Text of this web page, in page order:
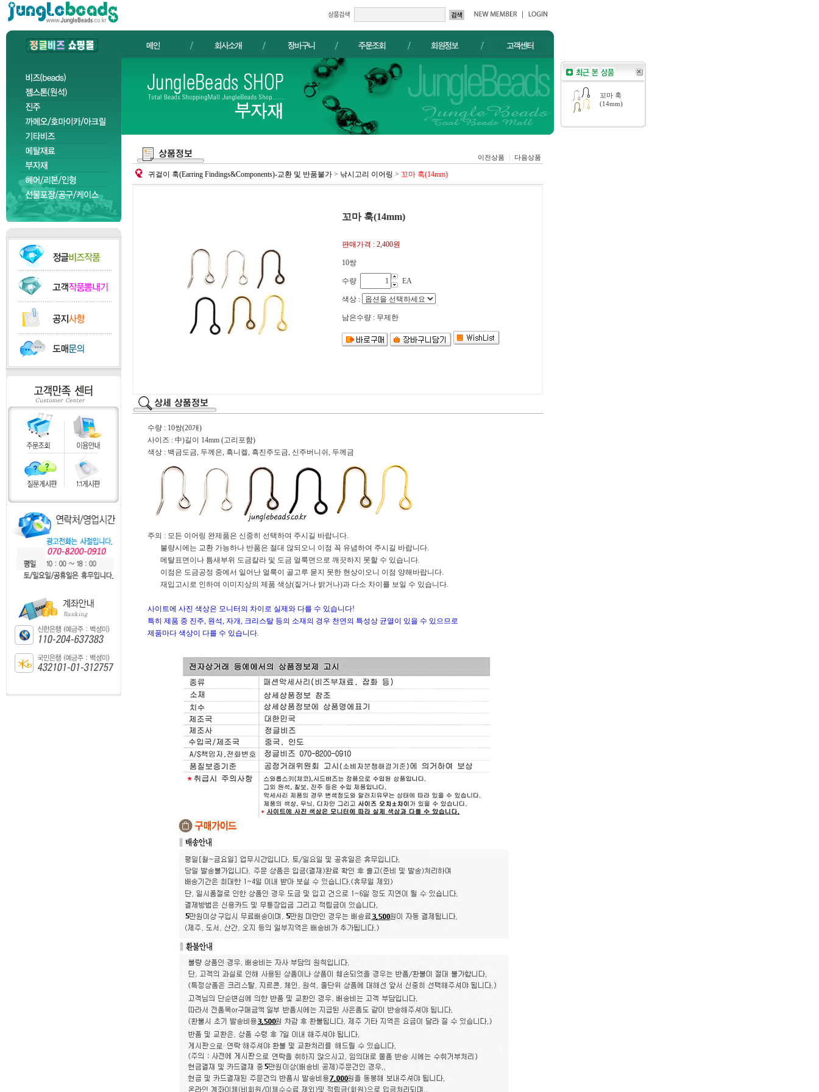
이전상품 다음상품
귀걸이 훅(Earring Findings&Components)-교환 및 반품불가 > 낚시고리 이어링 > 꼬마 훅(14mm)
꼬마 훅(14mm)
판매가격 : 2,400원
10쌍
수량 EA
색상 :
남은수량 : 무제한
수량 : 10쌍(20개)
사이즈 : 中)길이 14mm (고리포함)
색상 : 백금도금, 두께은, 흑니켈, 흑진주도금, 신주버니쉬, 두께금
주의 : 모든 이어링 완제품은 신중히 선택하여 주시길 바랍니다.
불량시에는 교환 가능하나 반품은 절대 않되오니 이점 꼭 유념하여 주시길 바랍니다.
메탈표면이나 틈새부위 도금칼라 및 도금 얼룩면으로 깨끗하지 못할 수 있습니다.
이점은 도금공정 중에서 일어난 얼룩이 골고루 묻지 못한 현상이오니 이점 양해바랍니다.
재입고시로 인하여 이미지상의 제품 색상(짙거나 밝거나)과 다소 차이를 보일 수 있습니다.
사이트에 사진 색상은 모니터의 차이로 실제와 다를 수 있습니다!
특히 제품 중 진주, 원석, 자개, 크리스탈 등의 소재의 경우 천연의 특성상 균열이 있을 수 있으므로
제품마다 색상이 다를 수 있습니다.
꼬마 훅
(14mm)